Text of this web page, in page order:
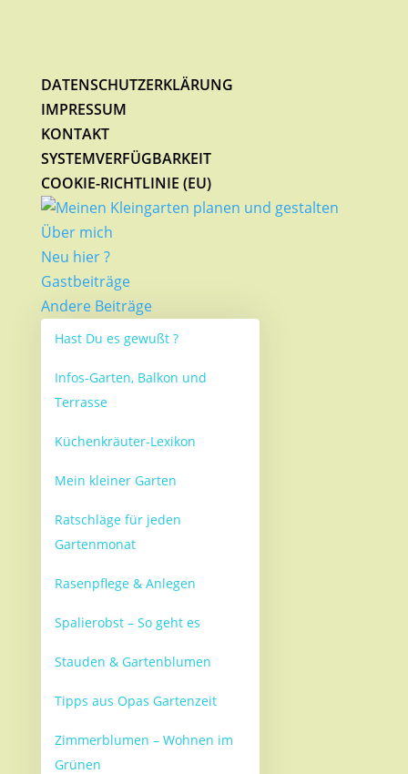
DATENSCHUTZERKLÄRUNG
IMPRESSUM
KONTAKT
SYSTEMVERFÜGBARKEIT
COOKIE-RICHTLINIE (EU)
Über mich
Neu hier ?
Gastbeiträge
Andere Beiträge
Hast Du es gewußt ?
Infos-Garten, Balkon und
Terrasse
Küchenkräuter-Lexikon
Mein kleiner Garten
Ratschläge für jeden
Gartenmonat
Rasenpflege & Anlegen
Spalierobst – So geht es
Stauden & Gartenblumen
Tipps aus Opas Gartenzeit
Zimmerblumen – Wohnen im
Grünen